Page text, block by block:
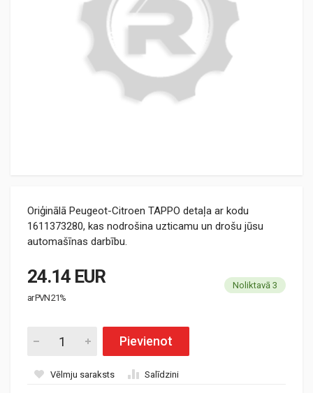
Oriģinālā Peugeot-Citroen TAPPO detaļa ar kodu
1611373280, kas nodrošina uzticamu un drošu jūsu
automašīnas darbību.
24.14 EUR
ar PVN 21%
Noliktavā 3
Pievienot
Vēlmju saraksts Salīdzini